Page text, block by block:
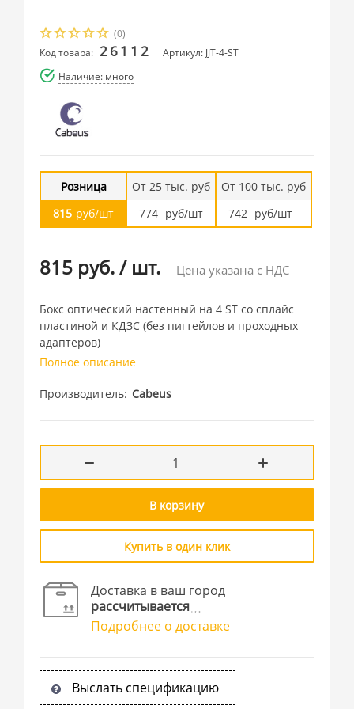
(0)
Код товара: 26112
Артикул: JJT-4-ST
Наличие: много
Розница
815 руб/шт
От 25 тыс. руб
774 руб/шт
От 100 тыс. руб
742 руб/шт
815 руб./ шт. Цена указана с НДС
Бокс оптический настенный на 4 ST со сплайс
пластиной и КДЗС (без пигтейлов и проходных
адаптеров)
Полное описание
Производитель Cabeus
В корзину
Купить в один клик
Доставка в ваш город
рассчитывается
Подробнее о доставке
Выслать спецификацию